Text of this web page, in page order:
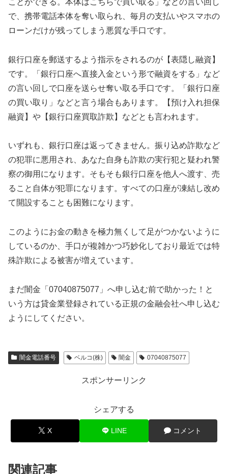
で、携帯電話本体を奪い取られ、毎月の支払いやスマホの
ローンだけが残ってしまう悪質な手口です。
銀行口座を郵送するよう指示をされるのが【表隠し融資】
です。「銀行口座へ直接入金という形で融資をする」など
の言い回しで口座を送らせ奪い取る手口です。「銀行口座
の買い取り」などと言う場合もあります。【預け入れ担保
融資】や【銀行口座買取詐欺】などとも言われます。
いずれも、銀行口座は返ってきません。振り込め詐欺など
の犯罪に悪用され、あなた自身も詐欺の実行犯と疑われ警
察の御用になります。そもそも銀行口座を他人へ渡す、売
ること自体が犯罪になります。すべての口座が凍結し改め
て開設することも困難になります。
このようにお金の動きを極力無くして足がつかないように
しているのか、手口が複雑かつ巧妙化しており最近では特
殊詐欺による被害が増えています。
まだ闇金「07040875077」へ申し込む前で助かった！と
いう方は貸金業登録されている正規の金融会社へ申し込む
ようにしてください。
闇金電話番号 ベルコ(株) 闇金 07040875077
スポンサーリンク
シェアする
X LINE コメント
関連記事